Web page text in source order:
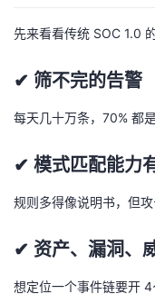
先来看看传统 SOC 1.0
✔ 筛不完的告警
每天几十万条，70% 都
✔ 模式匹配能力
规则多得像说明书，但攻
✔ 资产、漏洞、
想定位一个事件链要开